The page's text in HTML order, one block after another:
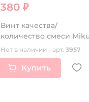
380 ₽
Винт качества/
количество смеси
VM22
Нет в наличии - арт. 3957
Купить